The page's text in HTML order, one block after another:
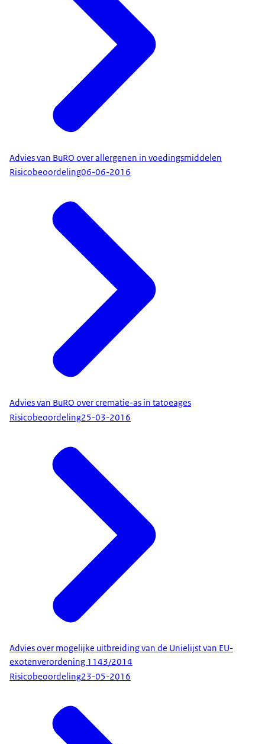
Advies van BuRO over allergenen in voedingsmiddelen
Risicobeoordeling06-06-2016
Advies van BuRO over crematie-as in tatoeages
Risicobeoordeling25-03-2016
Advies over mogelijke uitbreiding van de Unielijst van EU-
exotenverordening 1143/2014
Risicobeoordeling23-05-2016